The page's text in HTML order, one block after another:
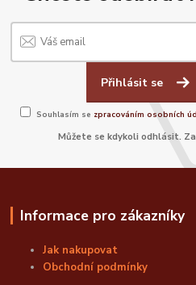
Přihlásit se
Souhlasím se zpracováním osobních
Můžete se kdykoli odhlásit.
Informace pro zákazníky
Jak nakupovat
Obchodní podmínky